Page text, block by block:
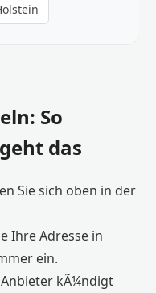
So
das
Sie sich oben in der
Ihre Adresse in
ein.
kÃ¼ndigt